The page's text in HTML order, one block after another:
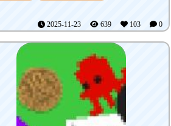
2025-11-23 639 103 0